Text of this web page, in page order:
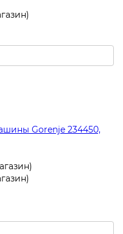
Gorenje 234450,